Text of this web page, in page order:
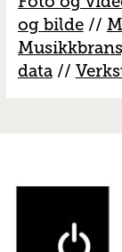
og bilde//
M
data// V